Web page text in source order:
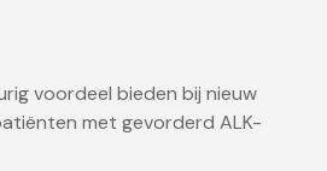
voordeel bieden bij nieuw
met gevorderd ALK-